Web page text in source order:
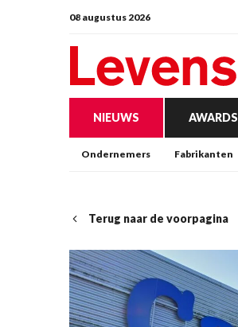
08 augustus 2026
NIEUWS AWARDS
Ondernemers Fabrikanten
Terug naar de voorpagina